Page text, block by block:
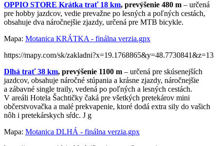
OPPIO STORE Krátka trať 18 km, prevýšenie 480 m – určená
pre hobby jazdcov, vedie prevažne po lesných a poľných cestách,
obsahuje dva náročnejšie zjazdy, určená pre MTB bicykle.
Mapa: Motanica KRÁTKA - finálna verzia.gpx
https://mapy.com/sk/zakladni?x=19.1768865&y=48.7730841&z=13
Dlhá trať 38 km, prevýšenie 1100 m – určená pre skúsenejších
jazdcov, obsahuje náročné stúpania a krásne zjazdy, náročnejšie
a zábavné single traily, vedená po poľných a lesných cestách.
V areáli Hotela Šachtičky čaká pre všetkých pretekárov mini
občerstvovačka a malé prekvapenie, ktoré dodá extra sily do vašich
nôh i pretekárskych sŕdc. J g
Mapa: Motanica DLHÁ - finálna verzia.gpx